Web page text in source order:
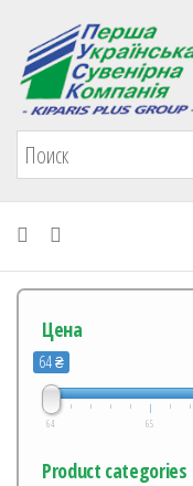
Первая Украинская
Цена
64 ₴
64 65
Product categories